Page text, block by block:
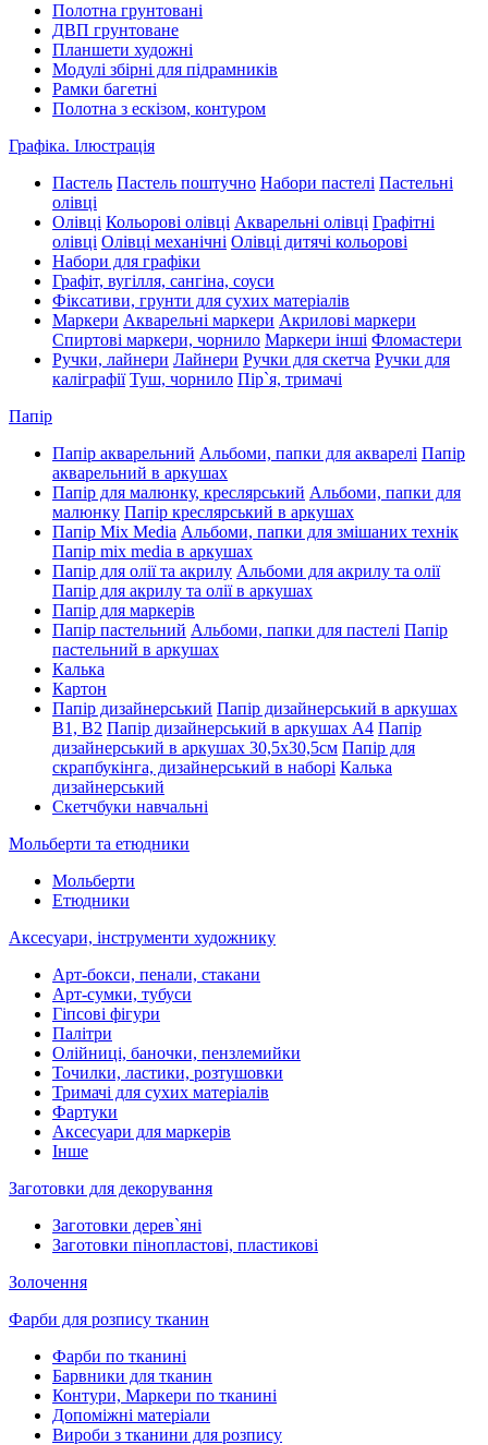
Полотна грунтовані
ДВП грунтоване
Планшети художні
Модулі збірні для підрамників
Рамки багетні
Полотна з ескізом, контуром
Графіка. Ілюстрація
Пастель Пастель поштучно Набори пастелі Пастельні
олівці
Олівці Кольорові олівці Акварельні олівці Графітні
олівці Олівці механічні Олівці дитячі кольорові
Набори для графіки
Графіт, вугілля, сангіна, соуси
Фіксативи, грунти для сухих матеріалів
Маркери Акварельні маркери Акрилові маркери
Спиртові маркери, чорнило Маркери інші Фломастери
Ручки, лайнери Лайнери Ручки для скетча Ручки для
каліграфії Туш, чорнило Пір`я, тримачі
Папір
Папір акварельний Альбоми, папки для акварелі Папір
акварельний в аркушах
Папір для малюнку, креслярський Альбоми, папки для
малюнку Папір креслярський в аркушах
Папір Mix Media Альбоми, папки для змішаних технік
Папір mix media в аркушах
Папір для олії та акрилу Альбоми для акрилу та олії
Папір для акрилу та олії в аркушах
Папір для маркерів
Папір пастельний Альбоми, папки для пастелі Папір
пастельний в аркушах
Калька
Картон
Папір дизайнерський Папір дизайнерський в аркушах
В1, В2 Папір дизайнерський в аркушах А4 Папір
дизайнерський в аркушах 30,5х30,5см Папір для
скрапбукінга, дизайнерський в наборі Калька
дизайнерський
Скетчбуки навчальні
Мольберти та етюдники
Мольберти
Етюдники
Аксесуари, інструменти художнику
Арт-бокси, пенали, стакани
Арт-сумки, тубуси
Гіпсові фігури
Палітри
Олійниці, баночки, пензлемийки
Точилки, ластики, розтушовки
Тримачі для сухих матеріалів
Фартуки
Аксесуари для маркерів
Інше
Заготовки для декорування
Заготовки дерев`яні
Заготовки пінопластові, пластикові
Золочення
Фарби для розпису тканин
Фарби по тканині
Барвники для тканин
Контури, Маркери по тканині
Допоміжні матеріали
Вироби з тканини для розпису